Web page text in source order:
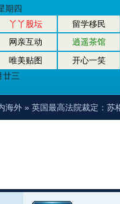
丫丫股坛 留学移民
网亲互动
逍遥茶馆
唯美贴图
开心一笑
廿三
期四
海外» 英国最高法院裁定：苏